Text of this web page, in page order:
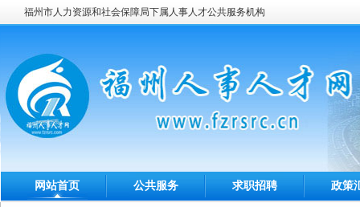
福州市人力资源和社会保障局下属人事人才公共服务机构
网站首页 公共服务 求职招聘 政策